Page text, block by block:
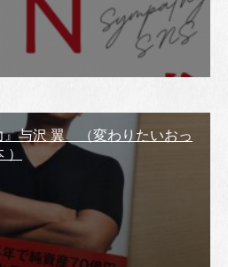
』与沢 翼 （変わりたいおっ